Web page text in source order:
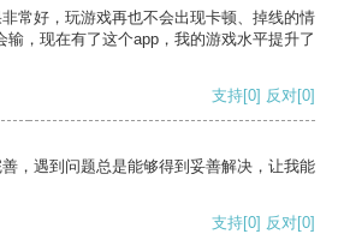
常好，玩游戏再也不会出现卡顿、掉线的情
输，现在有了这个app，我的游戏水平提升了
支持[0] 反对[0]
，遇到问题总是能够得到妥善解决，让我能
支持[0] 反对[0]